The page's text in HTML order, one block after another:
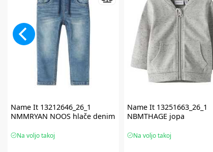
Name It13212646_26_1
NMMRYAN NOOS hlače denim
Na voljo takoj
Name It13251663_26_1
NBMTHAGE jopa
Na voljo takoj